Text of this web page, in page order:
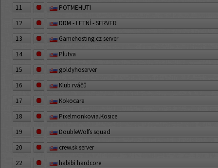
11
POTMEHUTI
12
DDM - LETNÍ - SERVER
13
Gamehosting.cz server
14
Plutva
15
goldyhoserver
16
Klub rváčů
17
Kokocare
18
Pixelmonkovia.Kosice
19
DoubleWolfs squad
20
crew.sk server
22
habibi hardcore